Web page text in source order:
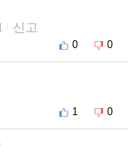
신고
0 0
1 0